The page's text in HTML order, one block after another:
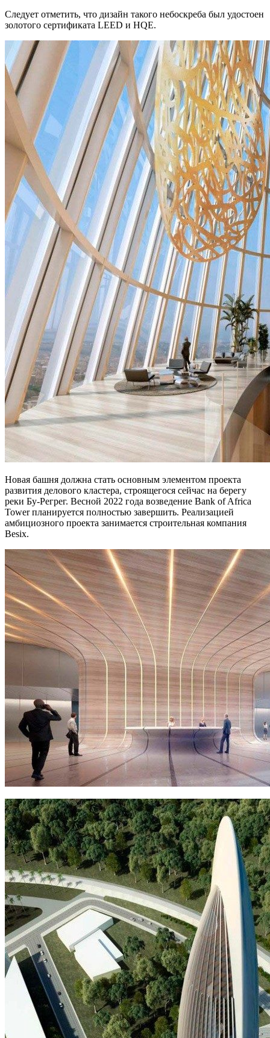
Следует отметить, что дизайн такого небоскреба был удостоен
золотого сертификата LEED и HQE.
Новая башня должна стать основным элементом проекта
развития делового кластера, строящегося сейчас на берегу
реки Бу-Регрег. Весной 2022 года возведение Bank of Africa
Tower планируется полностью завершить. Реализацией
амбициозного проекта занимается строительная компания
Besix.